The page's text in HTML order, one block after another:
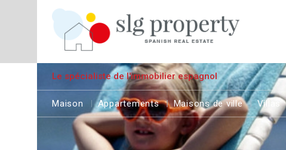
Le spécialiste de l'immobilier espagnol
Maison Appartements Maisons de ville Villas